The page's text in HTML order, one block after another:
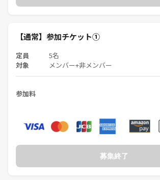
③ナイトピクニックスタート（1-1.5時間）
→友達づくり＆趣味友づくりを楽しんで下さい(^^)
主催は邪魔しないので自由に行って頂いてOKです^ ^
・ブルーシート
・割りばし＆紙コップ
【通常】参加チケット①
定員 5名
対象
メンバー+非メンバー
参加料
募集終了